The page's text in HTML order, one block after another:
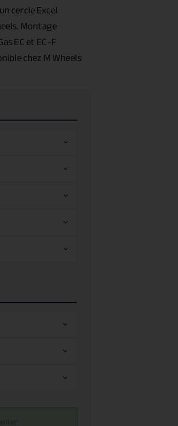
cercle Excel
Montage
EC et EC-F
chez M Wheels